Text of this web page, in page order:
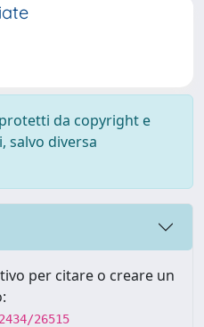
da copyright e
salvo diversa
per citare o creare un
26515